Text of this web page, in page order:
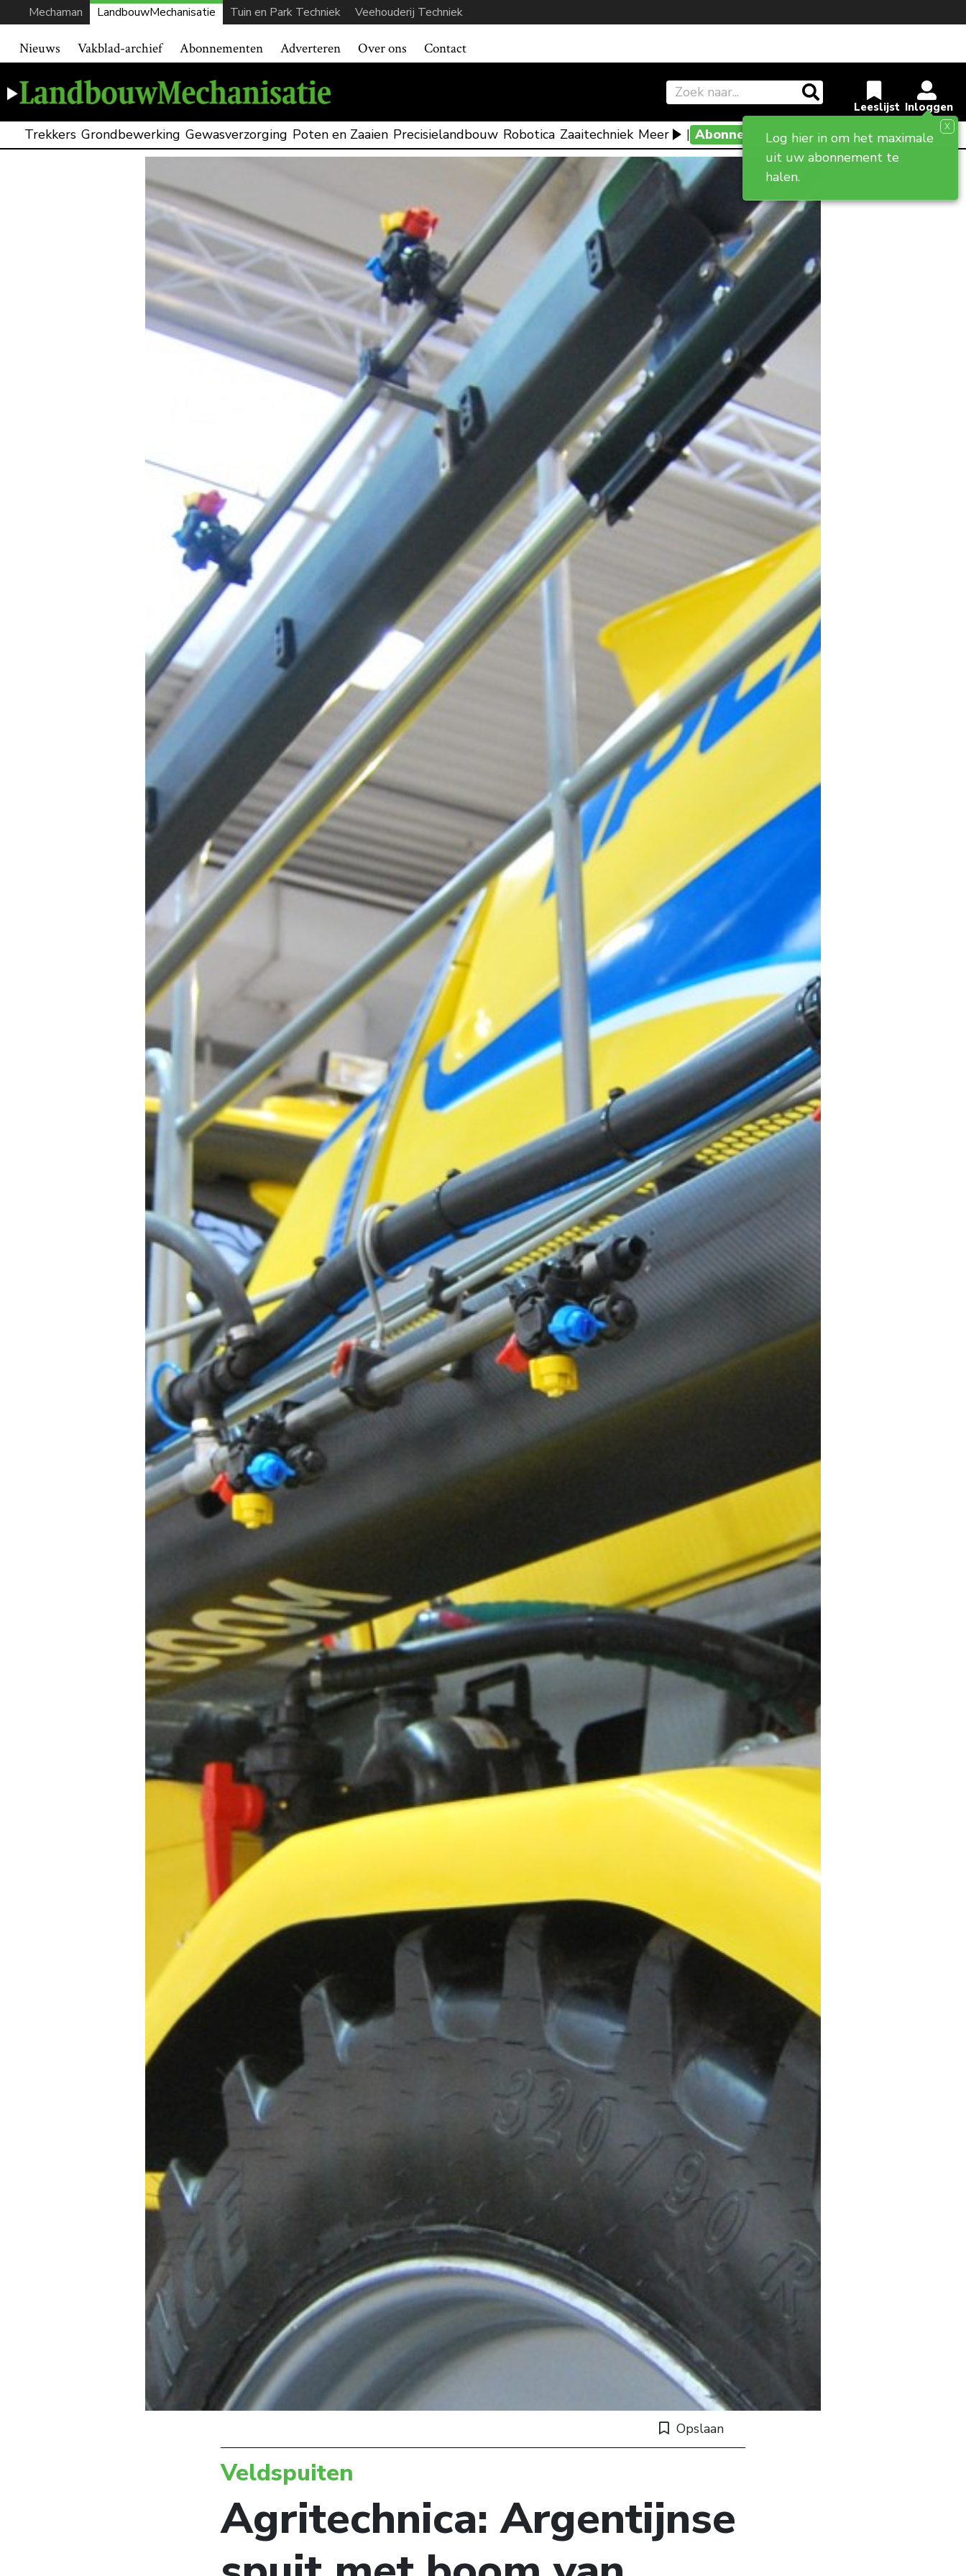
Mechaman LandbouwMechanisatie Tuin en Park Techniek Veehouderij Techniek
Nieuws Vakblad-archief Abonnementen Adverteren Over ons Contact
Log hier in om het maximale
uit uw abonnement te
halen.
X
Trekkers Grondbewerking Gewasverzorging Poten en Zaaien Precisielandbouw Robotica Zaaitechniek Meer | Abonneevoordeel
Opslaan
Veldspuiten
Agritechnica: Argentijnse